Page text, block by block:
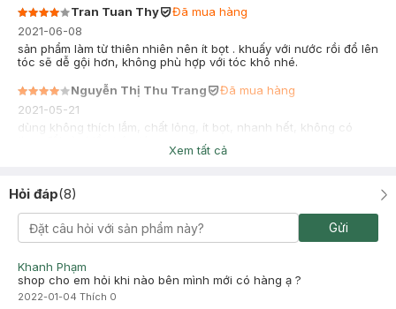
Tran Tuan Thy
Đã mua hàng
2021-06-08
sản phẩm làm từ thiên nhiên nên ít bọt . khuấy với nước rồi đổ lên
tóc sẽ dễ gội hơn, không phù hợp với tóc khô nhé.
Nguyễn Thị Thu Trang
Đã mua hàng
2021-05-21
dùng không thích lắm, chất lỏng, ít bọt, nhanh hết, không có
Xem tất cả
Hỏi đáp(8)
Gửi
Khanh Phạm
shop cho em hỏi khi nào bên mình mới có hàng ạ ?
2022-01-04 Thích 0